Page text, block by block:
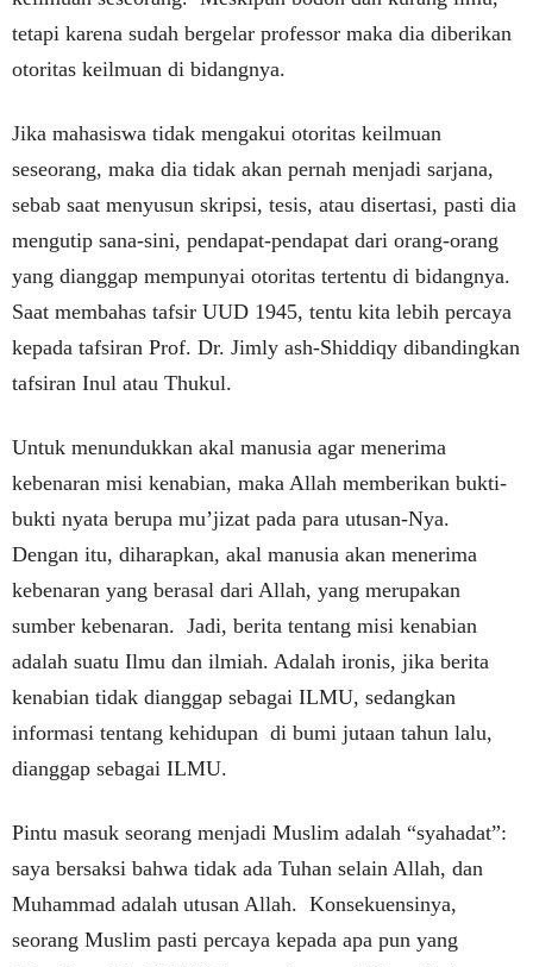
tetapi karena sudah bergelar professor maka dia diberikan
otoritas keilmuan di bidangnya.
Jika mahasiswa tidak mengakui otoritas keilmuan
seseorang, maka dia tidak akan pernah menjadi sarjana,
sebab saat menyusun skripsi, tesis, atau disertasi, pasti dia
mengutip sana-sini, pendapat-pendapat dari orang-orang
yang dianggap mempunyai otoritas tertentu di bidangnya.
Saat membahas tafsir UUD 1945, tentu kita lebih percaya
kepada tafsiran Prof. Dr. Jimly ash-Shiddiqy dibandingkan
tafsiran Inul atau Thukul.
Untuk menundukkan akal manusia agar menerima
kebenaran misi kenabian, maka Allah memberikan bukti-
bukti nyata berupa mu’jizat pada para utusan-Nya.
Dengan itu, diharapkan, akal manusia akan menerima
kebenaran yang berasal dari Allah, yang merupakan
sumber kebenaran. Jadi, berita tentang misi kenabian
adalah suatu Ilmu dan ilmiah. Adalah ironis, jika berita
kenabian tidak dianggap sebagai ILMU, sedangkan
informasi tentang kehidupan di bumi jutaan tahun lalu,
dianggap sebagai ILMU.
Pintu masuk seorang menjadi Muslim adalah “syahadat”:
saya bersaksi bahwa tidak ada Tuhan selain Allah, dan
Muhammad adalah utusan Allah. Konsekuensinya,
seorang Muslim pasti percaya kepada apa pun yang